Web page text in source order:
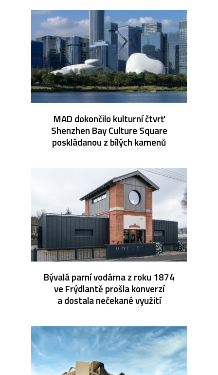
MAD dokončilo kulturní čtvrť
Shenzhen Bay Culture Square
poskládanou z bílých kamenů
Bývalá parní vodárna z roku 1874
ve Frýdlantě prošla konverzí
a dostala nečekané využití